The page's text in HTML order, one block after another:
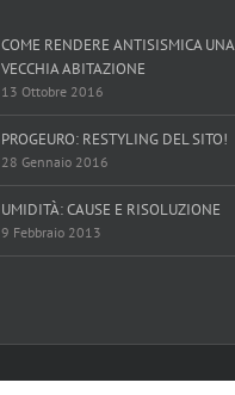
COME RENDERE ANTISISMICA UNA
VECCHIA ABITAZIONE
13 Ottobre 2016
PROGEURO: RESTYLING DEL SITO!
28 Gennaio 2016
UMIDITÀ: CAUSE E RISOLUZIONE
9 Febbraio 2013